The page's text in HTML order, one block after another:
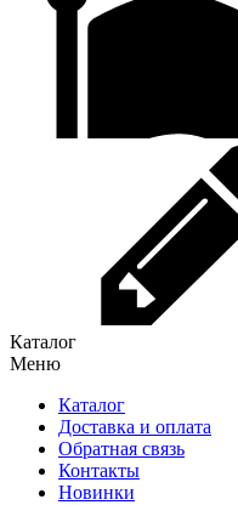
Каталог
Меню
Каталог
Доставка и оплата
Обратная связь
Контакты
Новинки